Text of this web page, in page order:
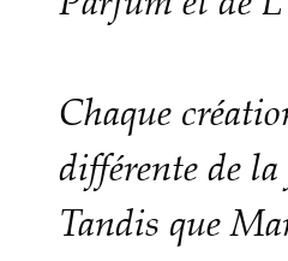
Chaque
différente de
Tandis que